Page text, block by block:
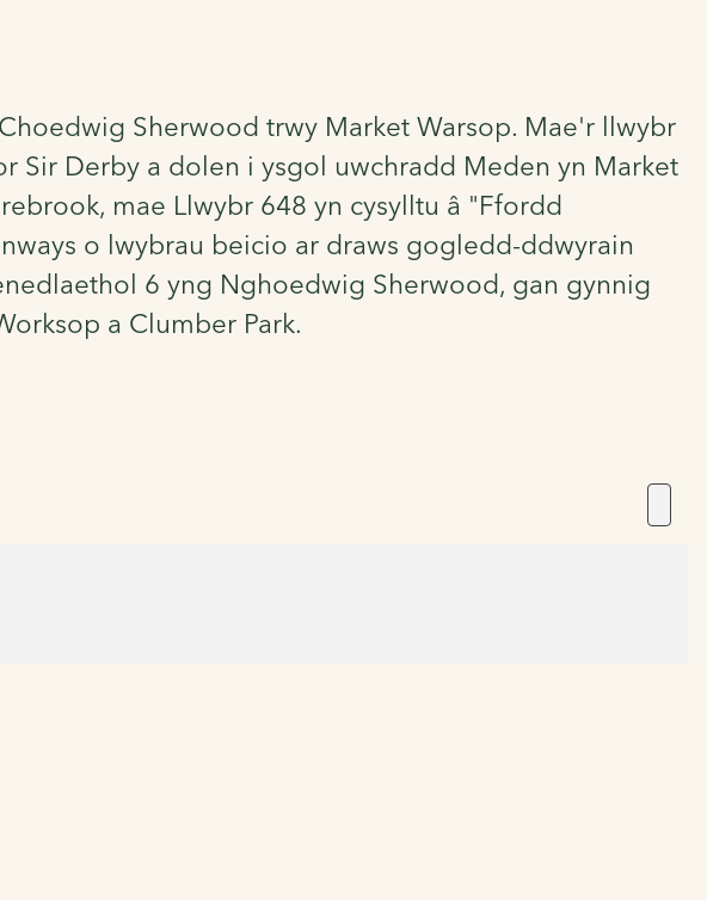
Sherwood trwy Market Warsop. Mae'r llwybr
Sir Derby a dolen i ysgol uwchradd Meden yn Market
mae Llwybr 648 yn cysylltu â "Ffordd
o lwybrau beicio ar draws gogledd-ddwyrain
6 yng Nghoedwig Sherwood, gan gynnig
a Clumber Park.